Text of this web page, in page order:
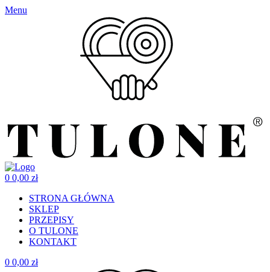
Menu
0 0,00 zł
STRONA GŁÓWNA
SKLEP
PRZEPISY
O TULONE
KONTAKT
0 0,00 zł